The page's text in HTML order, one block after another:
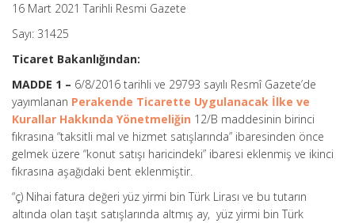
16 Mart 2021 Tarihli Resmi Gazete
Sayı: 31425
Ticaret Bakanlığından:
MADDE 1 – 6/8/2016 tarihli ve 29793 sayılı Resmî Gazete’de
yayımlanan Perakende Ticarette Uygulanacak İlke ve
Kurallar Hakkında Yönetmeliğin 12/B maddesinin birinci
fıkrasına “taksitli mal ve hizmet satışlarında” ibaresinden önce
gelmek üzere “konut satışı haricindeki” ibaresi eklenmiş ve ikinci
fıkrasına aşağıdaki bent eklenmiştir.
“ç) Nihai fatura değeri yüz yirmi bin Türk Lirası ve bu tutarın
altında olan taşıt satışlarında altmış ay, yüz yirmi bin Türk